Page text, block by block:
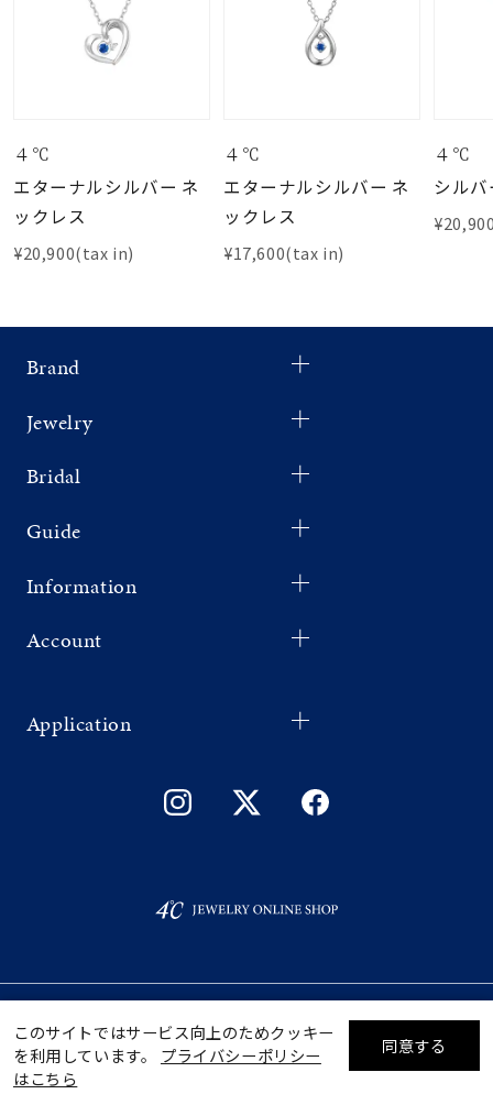
絞り込んで検索する
４℃
エターナルシルバー ネ
ックレス
¥20,900(tax in)
４℃
エターナルシルバー ネ
ックレス
¥17,600(tax in)
４℃
シル
Brand
Jewelry
Bridal
Guide
Information
Account
Application
このサイトではサービス向上のためクッキー
を利用しています。 プライバシーポリシー
はこちら
同意する